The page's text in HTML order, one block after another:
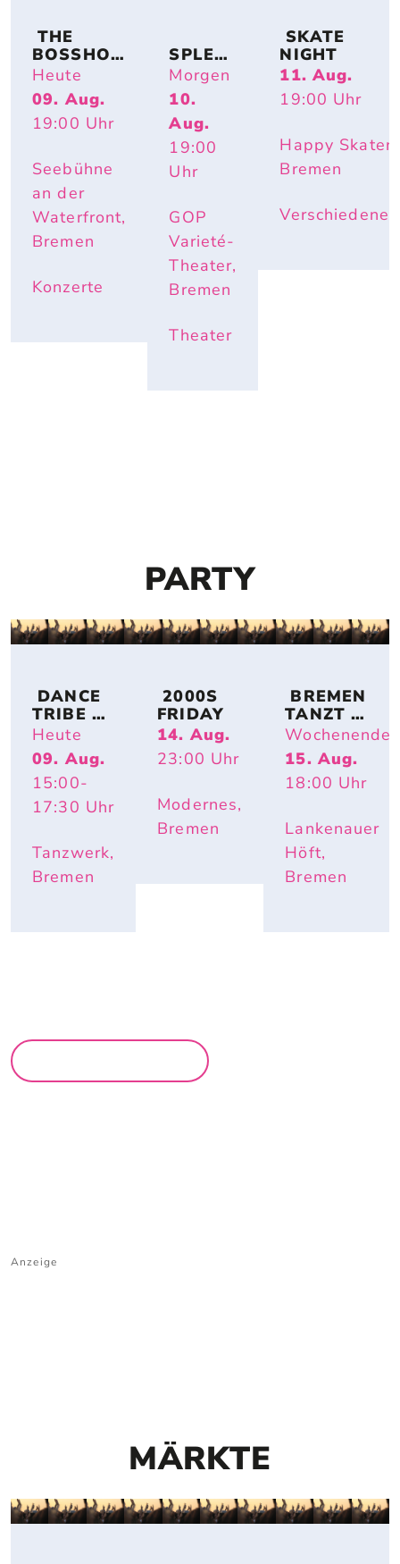
THE
BOSSHOS
S – BACK
TO THE
BOOTS
Heute
09. Aug.
19:00 Uhr
Seebühne
an der
Waterfront,
Bremen
Konzerte
SPLEN
DID
Morgen
10.
Aug.
19:00
Uhr
GOP
Varieté-
Theater,
Bremen
Theater
SKATE
NIGHT
11. Aug.
19:00 Uhr
Happy Skater,
Bremen
Verschiedenes
PARTY
DANCE
TRIBE
BREMEN
Heute
09. Aug.
15:00-
17:30 Uhr
Tanzwerk,
Bremen
2000S
FRIDAY
14. Aug.
23:00 Uhr
Modernes,
Bremen
BREMEN
TANZT
OPEN AIR
Wochenende
15. Aug.
18:00 Uhr
Lankenauer
Höft,
Bremen
Anzeige
MÄRKTE